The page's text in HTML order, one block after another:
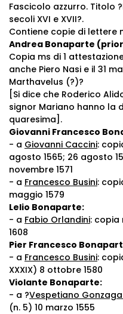
Fascicolo azzurro. Titolo
secoli XVI e XVII?.
Contiene copie di lettere
Andrea Bonaparte
Copia ms di 1
anche Piero Nasi e il 31
Marthavelus (?)?
[Si dice che Roderico
signor Mariano hanno la
quaresima].
Giovanni Francesco
- a Giovanni Caccini:
agosto 1565; 26 agosto
novembre 1571
- a Francesco Busini:
maggio 1579
Lelio Bonaparte:
- a Fabio Orlandini: copia
1608
Pier Francesco
- a Francesco Busini:
XXXIX) 8 ottobre 1580
Violante Bonaparte:
- a ?Vespetiano
(n. 5) 10 marzo 1555